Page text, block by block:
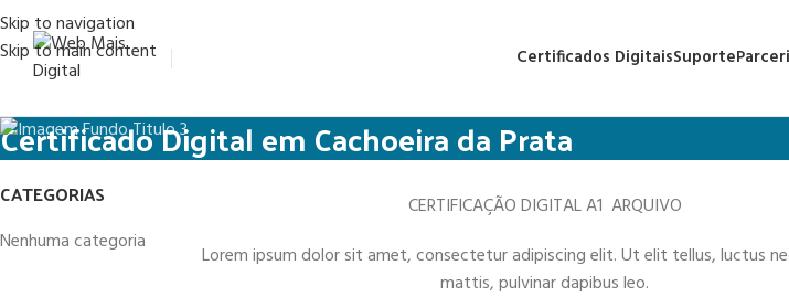
Skip to navigation
Skip to main content
Certificados DigitaisSuporte
Certificado Digital em Cachoeira da Prata
CATEGORIAS
Nenhuma categoria
CERTIFICAÇÃO DIGITAL A1 ARQUIVO
Lorem ipsum dolor sit amet, consectetur adipiscing elit. Ut elit tellus, luctus
mattis, pulvinar dapibus leo.